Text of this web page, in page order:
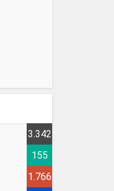
3.342
155
1.766